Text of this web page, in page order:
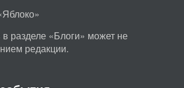
разделе «Блоги» может не
редакции.